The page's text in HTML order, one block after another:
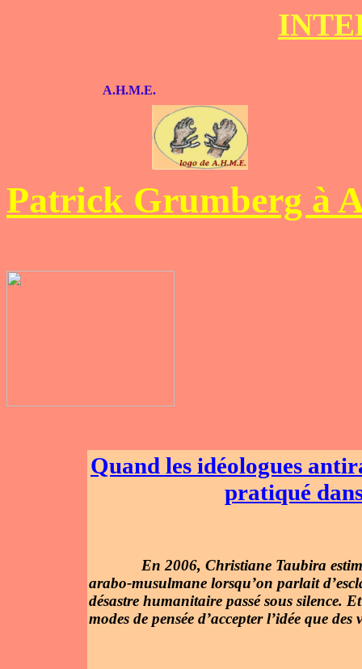
A.H.M.E.
Patrick Grumberg à
Quand les idéologues
pratiqué
En 2006, Christiane Taubira
arabo-musulmane lorsqu’on parlait
désastre humanitaire passé sous silence.
modes de pensée d’accepter l’idée que